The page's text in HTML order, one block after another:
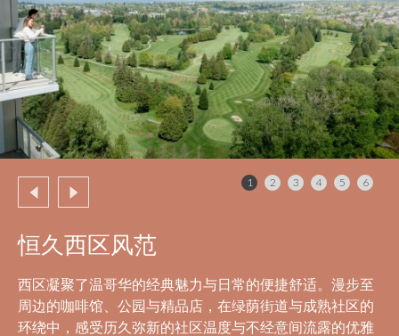
1 2 3 4 5 6
恒久西区风范
西区凝聚了温哥华的经典魅力与日常的便捷舒适。漫步至
周边的咖啡馆、公园与精品店，在绿荫街道与成熟社区的
环绕中，感受历久弥新的社区温度与不经意间流露的优雅